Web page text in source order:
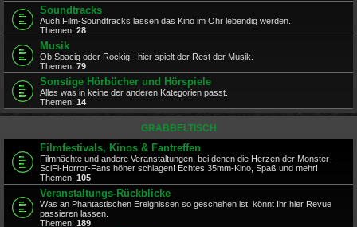
Soundtracks
Auch Film-Soundtracks lassen das Kino im Ohr lebendig werden.
Themen: 28
Musik
Ob Spacig oder Rockig - hier spielt der Rest der Musik.
Themen: 79
Sonstige Hörbücher und Hörspiele
Alles was in keine der anderen Kategorien passt.
Themen: 14
GRABBELTISCH
Filmfestivals, Kinos & Fantreffen
Filmnächte und andere Veranstaltungen, bei denen die Herzen der Monster-
SciFi-Horror-Fans höher schlagen! Echtes 35mm-Kino, Spaß und mehr!
Themen: 105
Veranstaltungs-Rückblicke
Was an Phantastischen Ereignissen so geschehen ist, könnt Ihr hier Revue
passieren lassen.
Themen: 189